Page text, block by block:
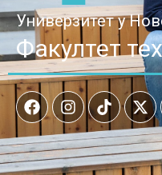
Универзитет у
Факултет